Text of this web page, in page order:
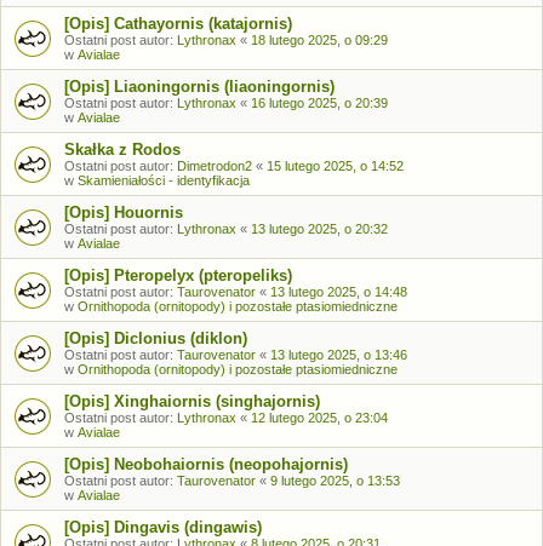
[Opis] Cathayornis (katajornis)
Ostatni post autor: Lythronax « 18 lutego 2025, o 09:29
w Avialae
[Opis] Liaoningornis (liaoningornis)
Ostatni post autor: Lythronax « 16 lutego 2025, o 20:39
w Avialae
Skałka z Rodos
Ostatni post autor: Dimetrodon2 « 15 lutego 2025, o 14:52
w Skamieniałości - identyfikacja
[Opis] Houornis
Ostatni post autor: Lythronax « 13 lutego 2025, o 20:32
w Avialae
[Opis] Pteropelyx (pteropeliks)
Ostatni post autor: Taurovenator « 13 lutego 2025, o 14:48
w Ornithopoda (ornitopody) i pozostałe ptasiomiedniczne
[Opis] Diclonius (diklon)
Ostatni post autor: Taurovenator « 13 lutego 2025, o 13:46
w Ornithopoda (ornitopody) i pozostałe ptasiomiedniczne
[Opis] Xinghaiornis (singhajornis)
Ostatni post autor: Lythronax « 12 lutego 2025, o 23:04
w Avialae
[Opis] Neobohaiornis (neopohajornis)
Ostatni post autor: Taurovenator « 9 lutego 2025, o 13:53
w Avialae
[Opis] Dingavis (dingawis)
Ostatni post autor: Lythronax « 8 lutego 2025, o 20:31